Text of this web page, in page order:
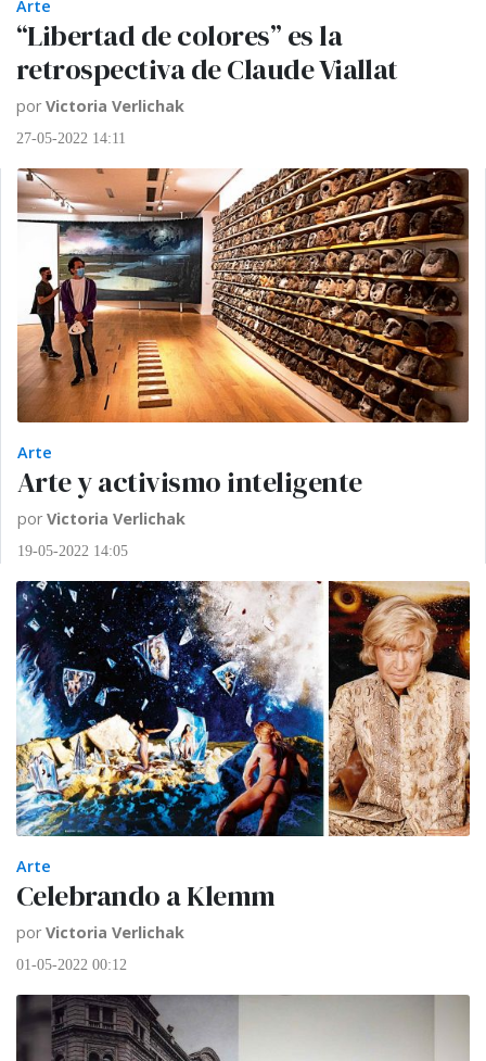
Arte
“Libertad de colores” es la
retrospectiva de Claude Viallat
porVictoria Verlichak
27-05-2022 14:11
Arte
Arte y activismo inteligente
porVictoria Verlichak
19-05-2022 14:05
Arte
Celebrando a Klemm
porVictoria Verlichak
01-05-2022 00:12